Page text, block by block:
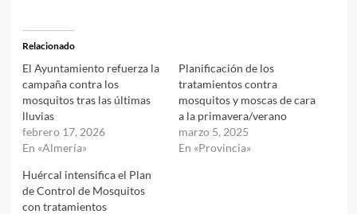
Relacionado
El Ayuntamiento refuerza la
campaña contra los
mosquitos tras las últimas
lluvias
febrero 17, 2026
En «Almería»
Planificación de los
tratamientos contra
mosquitos y moscas de cara
a la primavera/verano
marzo 5, 2025
En «Provincia»
Huércal intensifica el Plan
de Control de Mosquitos
con tratamientos